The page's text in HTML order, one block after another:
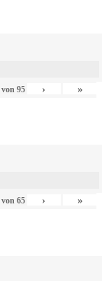
von 95 › »
von 65 › »